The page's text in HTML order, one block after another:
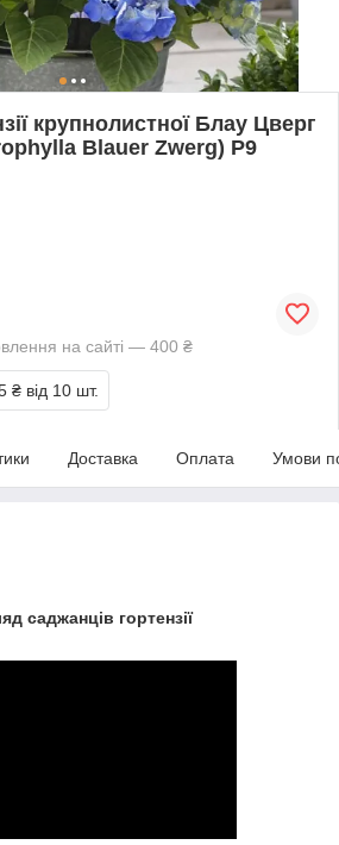
крупнолистної Блау Цверг
Blauer Zwerg) Р9
на сайті — 400 ₴
₴ від 10 шт.
Доставка Оплата Умови
саджанців гортензії